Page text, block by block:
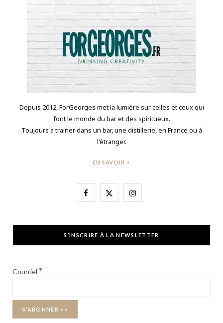
Depuis 2012, ForGeorges met la lumière sur celles et ceux qui
font le monde du bar et des spiritueux.
Toujours à trainer dans un bar, une distillerie, en France ou à
l'étranger.
EN SAVOIR +
F
e
X
w
I
t
S’INSCRIRE À LA NEWSLETTER
Courriel *